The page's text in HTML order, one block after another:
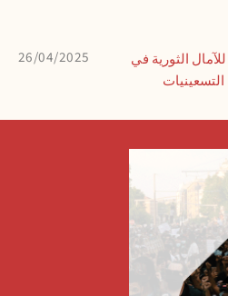
26/04/2025
الثورية في